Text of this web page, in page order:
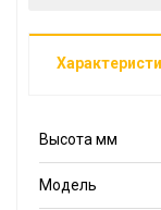
Высота мм
Модель